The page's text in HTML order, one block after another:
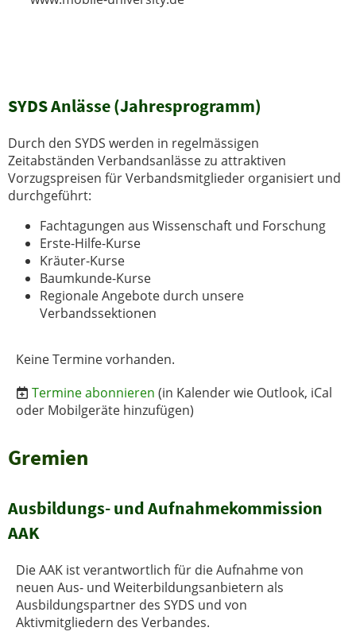
SYDS Anlässe (Jahresprogramm)
Durch den SYDS werden in regelmässigen
Zeitabständen Verbandsanlässe zu attraktiven
Vorzugspreisen für Verbandsmitglieder organisiert und
durchgeführt:
Fachtagungen aus Wissenschaft und Forschung
Erste-Hilfe-Kurse
Kräuter-Kurse
Baumkunde-Kurse
Regionale Angebote durch unsere
Verbandssektionen
Keine Termine vorhanden.
Termine abonnieren (in Kalender wie Outlook, iCal
oder Mobilgeräte hinzufügen)
Gremien
Ausbildungs- und Aufnahmekommission
AAK
Die AAK ist verantwortlich für die Aufnahme von
neuen Aus- und Weiterbildungsanbietern als
Ausbildungspartner des SYDS und von
Aktivmitgliedern des Verbandes.